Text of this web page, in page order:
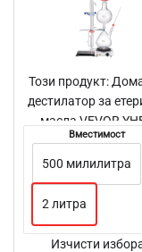
Този продукт:
дестилатор за
масла VEVOR
Мощност 1000W,
Боросиликатно
Съединения 24/
Вместимост
500 милилитра
2 литра
Изчисти